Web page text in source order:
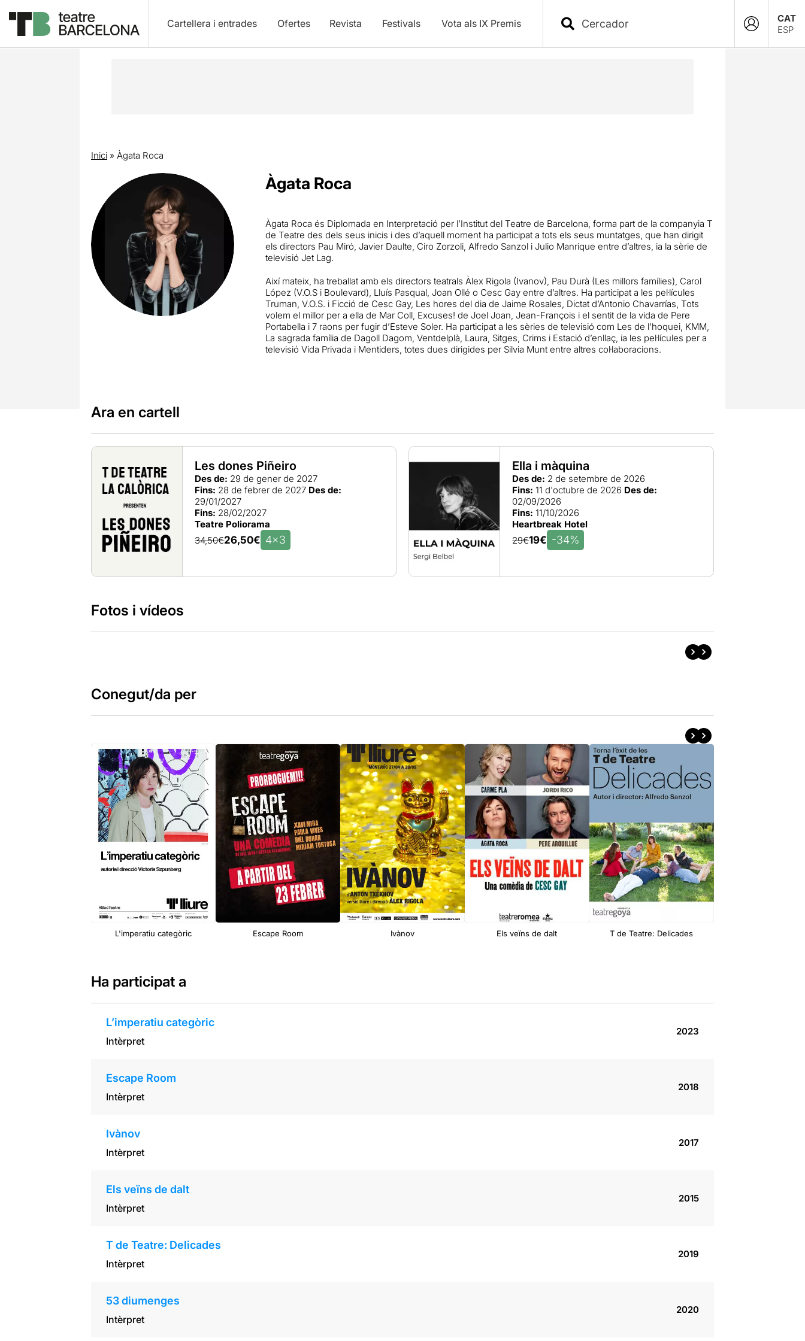
Cartellera i entrades Ofertes Revista Festivals Vota als IX Premis
CAT
ESP
Inici» Àgata Roca
Àgata Roca
Àgata Roca és Diplomada en Interpretació per l’Institut del Teatre de Barcelona, forma part de la companyia T
de Teatre des dels seus inicis i des d’aquell moment ha participat a tots els seus muntatges, que han dirigit
els directors Pau Miró, Javier Daulte, Ciro Zorzoli, Alfredo Sanzol i Julio Manrique entre d’altres, ia la sèrie de
televisió Jet Lag.
Així mateix, ha treballat amb els directors teatrals Àlex Rigola (Ivanov), Pau Durà (Les millors famílies), Carol
López (V.O.S i Boulevard), Lluís Pasqual, Joan Ollé o Cesc Gay entre d’altres. Ha participat a les pel·lícules
Truman, V.O.S. i Ficció de Cesc Gay, Les hores del dia de Jaime Rosales, Dictat d’Antonio Chavarrías, Tots
volem el millor per a ella de Mar Coll, Excuses! de Joel Joan, Jean-François i el sentit de la vida de Pere
Portabella i 7 raons per fugir d’Esteve Soler. Ha participat a les sèries de televisió com Les de l’hoquei, KMM,
La sagrada família de Dagoll Dagom, Ventdelplà, Laura, Sitges, Crims i Estació d’enllaç, ia les pel·lícules per a
televisió Vida Privada i Mentiders, totes dues dirigides per Silvia Munt entre altres col·laboracions.
Ara en cartell
Les dones Piñeiro
Des de: 29 de gener de 2027
Fins: 28 de febrer de 2027 Des de:
29/01/2027
Fins: 28/02/2027
Teatre Poliorama
34,50€26,50€ 4x3
Ella i màquina
Des de: 2 de setembre de 2026
Fins: 11 d'octubre de 2026 Des de:
02/09/2026
Fins: 11/10/2026
Heartbreak Hotel
29€19€ -34%
Fotos i vídeos
Conegut/da per
L'imperatiu categòric Escape Room Ivànov Els veïns de dalt T de Teatre: Delicades
Ha participat a
L’imperatiu categòric
Intèrpret
2023
Escape Room
Intèrpret
2018
Ivànov
Intèrpret
2017
Els veïns de dalt
Intèrpret
2015
T de Teatre: Delicades
Intèrpret
2019
53 diumenges
Intèrpret
2020